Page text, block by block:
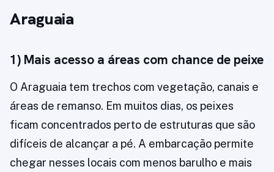
Araguaia
1) Mais acesso a áreas com chance de peixe
O Araguaia tem trechos com vegetação, canais e
áreas de remanso. Em muitos dias, os peixes
ficam concentrados perto de estruturas que são
difíceis de alcançar a pé. A embarcação permite
chegar nesses locais com menos barulho e mais